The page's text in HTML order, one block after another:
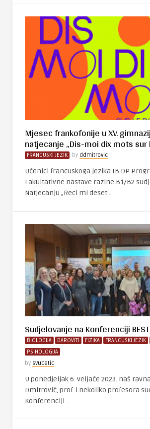
Mjesec frankofonije u XV.
natjecanje „Dis-moi dix mots sur
FRANCUSKI JEZIK by ddmitrovic
Učenici francuskoga jezika IB DP
Fakultativne nastave razine B1/B2
Natjecanju „Reci mi deset ..
Sudjelovanje na Konferenciji
BIOLOGIJA DAROVITI FIZIKA FRANCUSKI JEZIK
PSIHOLOGIJA
by svucetic
U ponedjeljak 6. veljače 2023. naš
Dmitrović, prof. i nekoliko profesora
Konferenciji ..